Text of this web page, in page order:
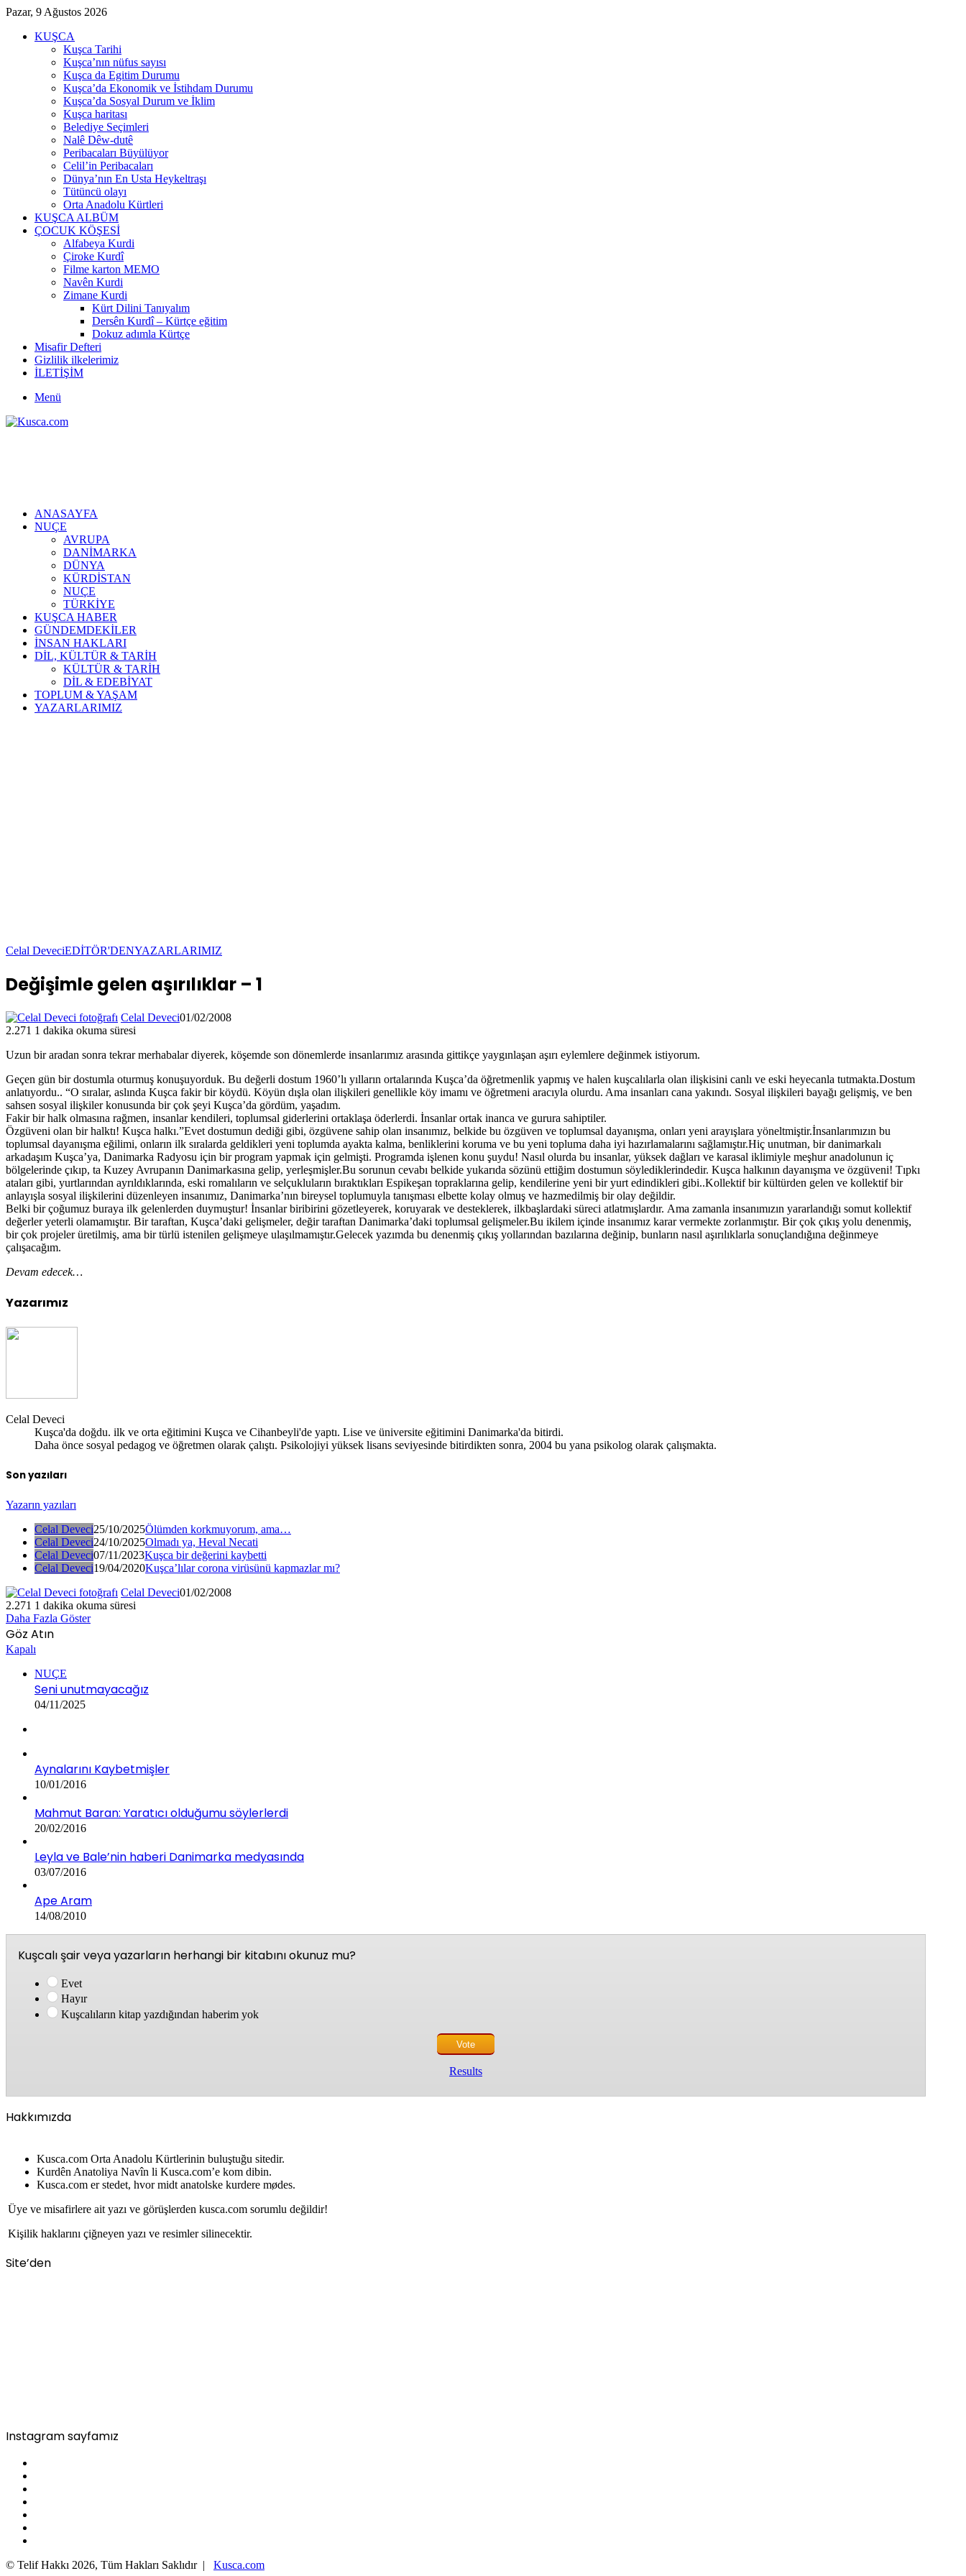
Pazar, 9 Ağustos 2026
KUŞCA
Kuşca Tarihi
Kuşca’nın nüfus sayısı
Kuşca da Egitim Durumu
Kuşca’da Ekonomik ve İstihdam Durumu
Kuşca’da Sosyal Durum ve İklim
Kuşca haritası
Belediye Seçimleri
Nalê Dêw-dutê
Peribacaları Büyülüyor
Celil’in Peribacaları
Dünya’nın En Usta Heykeltraşı
Tütüncü olayı
Orta Anadolu Kürtleri
KUŞCA ALBÜM
ÇOCUK KÖŞESİ
Alfabeya Kurdi
Çiroke Kurdî
Filme karton MEMO
Navên Kurdi
Zimane Kurdi
Kürt Dilini Tanıyalım
Dersên Kurdî – Kürtçe eğitim
Dokuz adımla Kürtçe
Misafir Defteri
Gizlilik ilkelerimiz
İLETİŞİM
Menü
ANASAYFA
NUÇE
AVRUPA
DANİMARKA
DÜNYA
KÜRDİSTAN
NUÇE
TÜRKİYE
KUŞCA HABER
GÜNDEMDEKİLER
İNSAN HAKLARI
DİL, KÜLTÜR & TARİH
KÜLTÜR & TARİH
DİL & EDEBİYAT
TOPLUM & YAŞAM
YAZARLARIMIZ
Celal DeveciEDİTÖR'DENYAZARLARIMIZ
Değişimle gelen aşırılıklar – 1
Celal Deveci01/02/2008
2.271 1 dakika okuma süresi
Uzun bir aradan sonra tekrar merhabalar diyerek, köşemde son dönemlerde insanlarımız arasında gittikçe yaygınlaşan aşırı eylemlere değinmek istiyorum.
Geçen gün bir dostumla oturmuş konuşuyorduk. Bu değerli dostum 1960’lı yılların ortalarında Kuşca’da öğretmenlik yapmış ve halen kuşcalılarla olan ilişkisini canlı ve eski heyecanla tutmakta.Dostum
anlatıyordu.. “O sıralar, aslında Kuşca fakir bir köydü. Köyün dışla olan ilişkileri genellikle köy imamı ve öğretmeni aracıyla olurdu. Ama insanları cana yakındı. Sosyal ilişkileri bayağı gelişmiş, ve ben
sahsen sosyal ilişkiler konusunda bir çok şeyi Kuşca’da gördüm, yaşadım.
Fakir bir halk olmasına rağmen, insanlar kendileri, toplumsal giderlerini ortaklaşa öderlerdi. İnsanlar ortak inanca ve gurura sahiptiler.
Özgüveni olan bir halktı! Kuşca halkı.”Evet dostumun dediği gibi, özgüvene sahip olan insanımız, belkide bu özgüven ve toplumsal dayanışma, onları yeni arayışlara yöneltmiştir.İnsanlarımızın bu
toplumsal dayanışma eğilimi, onların ilk sıralarda geldikleri yeni toplumda ayakta kalma, benliklerini koruma ve bu yeni topluma daha iyi hazırlamalarını sağlamıştır.Hiç unutman, bir danimarkalı
arkadaşım Kuşca’ya, Danimarka Radyosu için bir program yapmak için gelmişti. Programda işlenen konu şuydu! Nasıl olurda bu insanlar, yüksek dağları ve karasal iklimiyle meşhur anadolunun iç
bölgelerinde çıkıp, ta Kuzey Avrupanın Danimarkasına gelip, yerleşmişler.Bu sorunun cevabı belkide yukarıda sözünü ettiğim dostumun söylediklerindedir. Kuşca halkının dayanışma ve özgüveni! Tıpkı
ataları gibi, yurtlarından ayrıldıklarında, eski romalıların ve selçukluların bıraktıkları Espikeşan topraklarına gelip, kendilerine yeni bir yurt edindikleri gibi..Kollektif bir kültürden gelen ve kollektif bir
anlayışla sosyal ilişkilerini düzenleyen insanımız, Danimarka’nın bireysel toplumuyla tanışması elbette kolay olmuş ve hazmedilmiş bir olay değildir.
Belki bir çoğumuz buraya ilk gelenlerden duymuştur! İnsanlar biribirini gözetleyerek, koruyarak ve desteklerek, ilkbaşlardaki süreci atlatmışlardır. Ama zamanla insanımızın yararlandığı somut kollektif
değerler yeterli olamamıştır. Bir taraftan, Kuşca’daki gelişmeler, değir taraftan Danimarka’daki toplumsal gelişmeler.Bu ikilem içinde insanımız karar vermekte zorlanmıştır. Bir çok çıkış yolu denenmiş,
bir çok projeler üretilmiş, ama bir türlü istenilen gelişmeye ulaşılmamıştır.Gelecek yazımda bu denenmiş çıkış yollarından bazılarına değinip, bunların nasıl aşırılıklarla sonuçlandığına değinmeye
çalışacağım.
Devam edecek…
Yazarımız
Celal Deveci
Kuşca'da doğdu. ilk ve orta eğitimini Kuşca ve Cihanbeyli'de yaptı. Lise ve üniversite eğitimini Danimarka'da bitirdi.
Daha önce sosyal pedagog ve öğretmen olarak çalıştı. Psikolojiyi yüksek lisans seviyesinde bitirdikten sonra, 2004 bu yana psikolog olarak çalışmakta.
Son yazıları
Yazarın yazıları
Celal Deveci25/10/2025Ölümden korkmuyorum, ama…
Celal Deveci24/10/2025Olmadı ya, Heval Necati
Celal Deveci07/11/2023Kuşca bir değerini kaybetti
Celal Deveci19/04/2020Kuşca’lılar corona virüsünü kapmazlar mı?
Celal Deveci01/02/2008
2.271 1 dakika okuma süresi
Daha Fazla Göster
Göz Atın
Kapalı
NUÇE
Seni unutmayacağız
04/11/2025
Aynalarını Kaybetmişler
10/01/2016
Mahmut Baran: Yaratıcı olduğumu söylerlerdi
20/02/2016
Leyla ve Bale’nin haberi Danimarka medyasında
03/07/2016
Ape Aram
14/08/2010
Kuşcalı şair veya yazarların herhangi bir kitabını okunuz mu?
Evet
Hayır
Kuşcalıların kitap yazdığından haberim yok
Results
Hakkımızda
Kusca.com Orta Anadolu Kürtlerinin buluştuğu sitedir.
Kurdên Anatoliya Navîn li Kusca.com’e kom dibin.
Kusca.com er stedet, hvor midt anatolske kurdere mødes.
Üye ve misafirlere ait yazı ve görüşlerden kusca.com sorumlu değildir!
Kişilik haklarını çiğneyen yazı ve resimler silinecektir.
Site’den
Instagram sayfamız
© Telif Hakkı 2026, Tüm Hakları Saklıdır | Kusca.com